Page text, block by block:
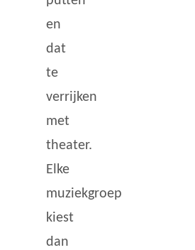
en
dat
te
verrijken
met
theater.
Elke
muziekgroep
kiest
dan